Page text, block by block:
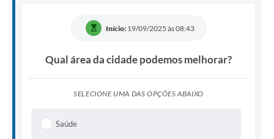
Início: 19/09/2025 às 08:43
Qual área da cidade podemos melhorar?
SELECIONE UMA DAS OPÇÕES ABAIXO
Saúde